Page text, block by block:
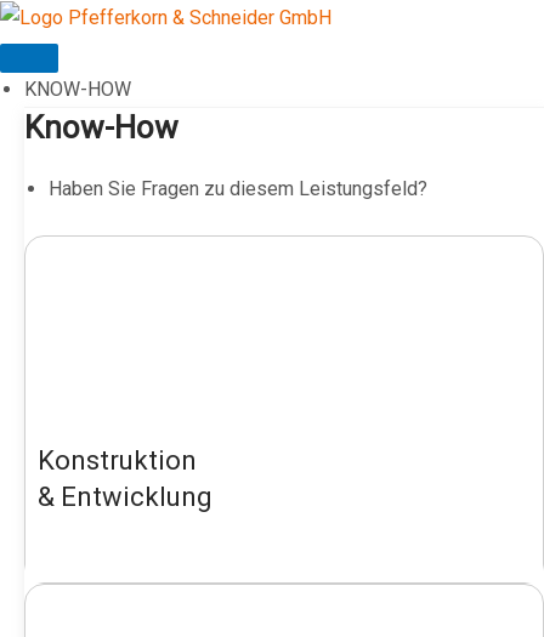
Zum
Inhalt
springen
KNOW-HOW
Know-How
Haben Sie Fragen zu diesem Leistungsfeld?
Konstruktion
& Entwicklung